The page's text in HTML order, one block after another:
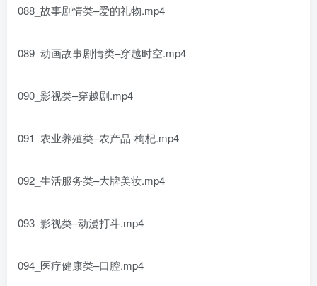
088_故事剧情类–爱的礼物.mp4
089_动画故事剧情类–穿越时空.mp4
090_影视类–穿越剧.mp4
091_农业养殖类–农产品-枸杞.mp4
092_生活服务类–大牌美妆.mp4
093_影视类–动漫打斗.mp4
094_医疗健康类–口腔.mp4